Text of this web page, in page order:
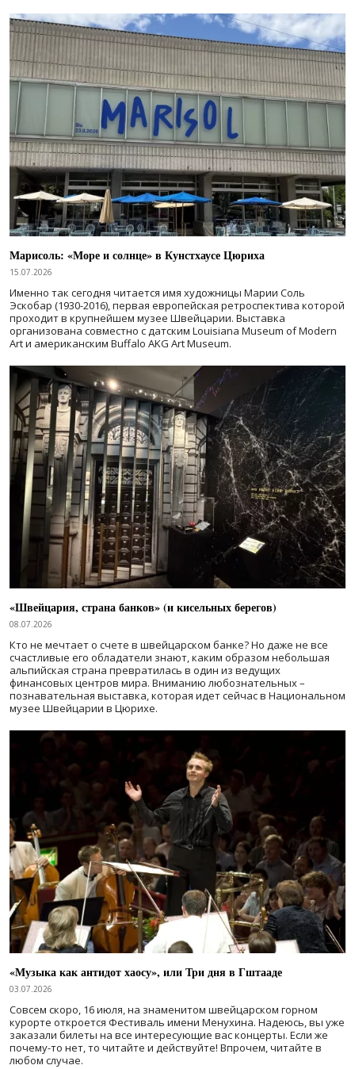
Марисоль: «Море и солнце» в Кунстхаусе Цюриха
15.07.2026
Именно так сегодня читается имя художницы Марии Соль
Эскобар (1930-2016), первая европейская ретроспектива которой
проходит в крупнейшем музее Швейцарии. Выставка
организована совместно с датским Louisiana Museum of Modern
Art и американским Buffalo AKG Art Museum.
«Швейцария, страна банков» (и кисельных берегов)
08.07.2026
Кто не мечтает о счете в швейцарском банке? Но даже не все
счастливые его обладатели знают, каким образом небольшая
альпийская страна превратилась в один из ведущих
финансовых центров мира. Вниманию любознательных –
познавательная выставка, которая идет сейчас в Национальном
музее Швейцарии в Цюрихе.
«Музыка как антидот хаосу», или Три дня в Гштааде
03.07.2026
Совсем скоро, 16 июля, на знаменитом швейцарском горном
курорте откроется Фестиваль имени Менухина. Надеюсь, вы уже
заказали билеты на все интересующие вас концерты. Если же
почему-то нет, то читайте и действуйте! Впрочем, читайте в
любом случае.